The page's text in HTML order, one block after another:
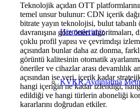
Hizmetlerimiz
KVKK Aydınlatma
Teknolojik açıdan OTT
temel unsur bulunur: CDN içerik
bitrate yayın teknolojisi, bulut tabanlı
davranışına göre öneri algoritmaları,
çoklu profil yapısı ve çevrimdışı
açısından bunlar daha az donma,
görüntü kalitesinin otomatik
öneriler ve cihazlar arası devamlılık
açısından ise veri, içerik kadar
hangi içeriğin ne kadar izlendiği,
edildiği ve hangi türlerin aboneliği
kararlarını doğrudan etkiler.